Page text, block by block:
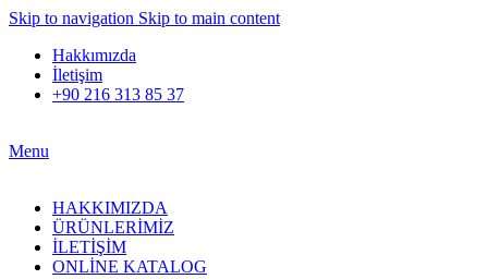
Skip to navigation Skip to main content
Hakkımızda
İletişim
+90 216 313 85 37
Menu
HAKKIMIZDA
ÜRÜNLERİMİZ
İLETİŞİM
ONLİNE KATALOG